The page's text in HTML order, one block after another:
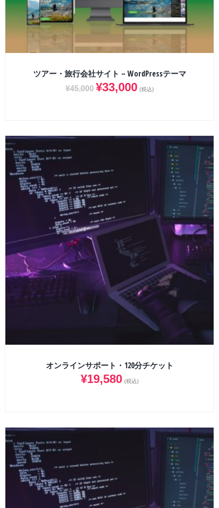
ツアー・旅行会社サイト – WordPressテーマ
¥45,000 ¥33,000 (税込)
オンラインサポート・120分チケット
¥19,580 (税込)